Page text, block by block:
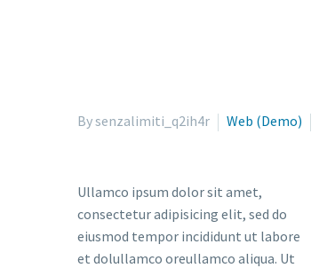
By senzalimiti_q2ih4r Web (Demo)
Ullamco ipsum dolor sit amet,
consectetur adipisicing elit, sed do
eiusmod tempor incididunt ut labore
et dolullamco oreullamco aliqua. Ut